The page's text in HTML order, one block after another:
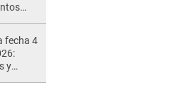
fecha 4
y